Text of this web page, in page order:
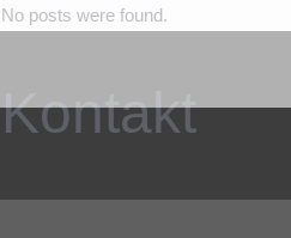
No posts were found.
Kontakt